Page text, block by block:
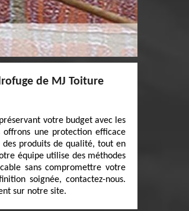
de MJ Toiture
votre budget avec les
offrons une protection efficace
produits de qualité, tout en
équipe utilise des méthodes
sans compromettre votre
soignée, contactez-nous.
sur notre site.